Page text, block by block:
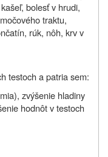
bolesť v hrudi,
traktu,
rúk, nôh, krv v
testoch a patria sem:
zvýšenie hladiny
hodnôt v testoch